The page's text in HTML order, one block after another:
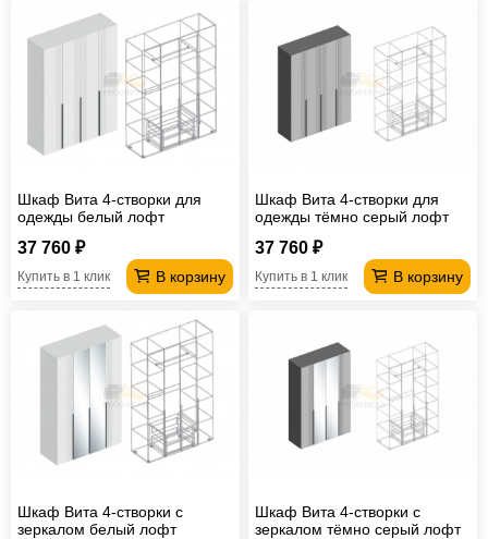
Шкаф Вита 4-створки для
одежды белый лофт
37 760 ₽
В корзину
Купить в 1 клик
Шкаф Вита 4-створки для
одежды тёмно серый лофт
37 760 ₽
В корзину
Купить в 1 клик
Шкаф Вита 4-створки с
зеркалом белый лофт
Шкаф Вита 4-створки с
зеркалом тёмно серый лофт